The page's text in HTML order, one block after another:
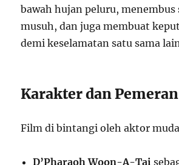
bawah hujan peluru, menembus
musuh, dan juga membuat
demi keselamatan satu sama
Karakter dan Pemeran
Film di bintangi oleh aktor
D’Pharaoh Woon-A-Tai